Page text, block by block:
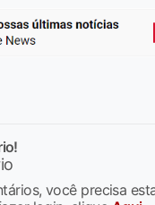
você precisa